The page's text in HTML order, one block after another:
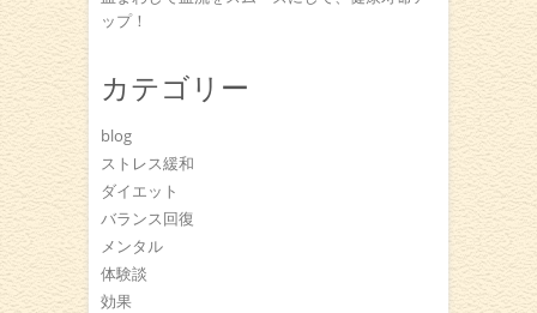
ップ！
カテゴリー
blog
ストレス緩和
ダイエット
バランス回復
メンタル
体験談
効果